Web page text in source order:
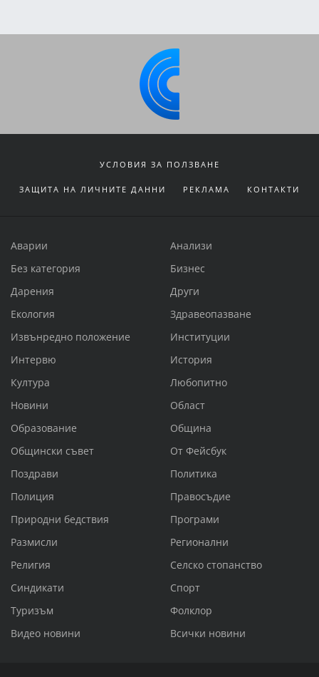
УСЛОВИЯ ЗА ПОЛЗВАНЕ
ЗАЩИТА НА ЛИЧНИТЕ ДАННИ РЕКЛАМА КОНТАКТИ
Аварии
Анализи
Без категория
Бизнес
Дарения
Други
Екология
Здравеопазване
Извънредно положение
Институции
Интервю
История
Култура
Любопитно
Новини
Област
Образование
Община
Общински съвет
От Фейсбук
Поздрави
Политика
Полиция
Правосъдие
Природни бедствия
Програми
Размисли
Регионални
Религия
Селско стопанство
Синдикати
Спорт
Туризъм
Фолклор
Видео новини
Всички новини